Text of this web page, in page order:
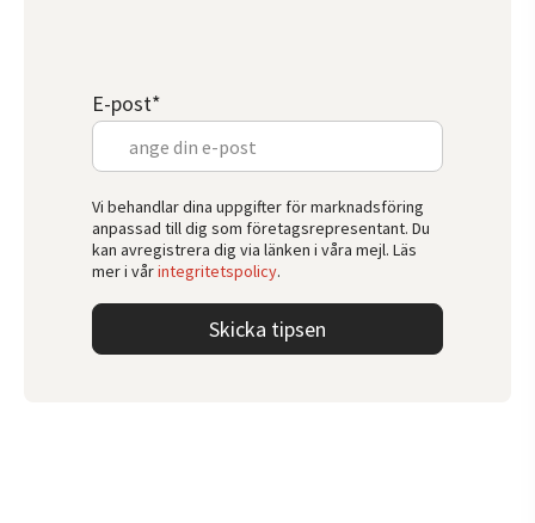
E-post*
Vi behandlar dina uppgifter för marknadsföring
anpassad till dig som företagsrepresentant. Du
kan avregistrera dig via länken i våra mejl. Läs
mer i vårintegritetspolicy.